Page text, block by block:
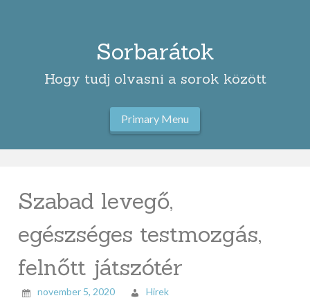
Sorbarátok
Hogy tudj olvasni a sorok között
Primary Menu
Szabad levegő,
egészséges testmozgás,
felnőtt játszótér
november 5, 2020 Hirek